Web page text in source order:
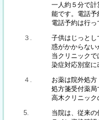
一人約５分で
能です。電話
電話予約は行
３.
子供はじっと
惑がかからな
当クリニック
染症対応別室
４.
お薬は院外処
処方箋受付薬
高木クリニッ
5.
当院は、従来